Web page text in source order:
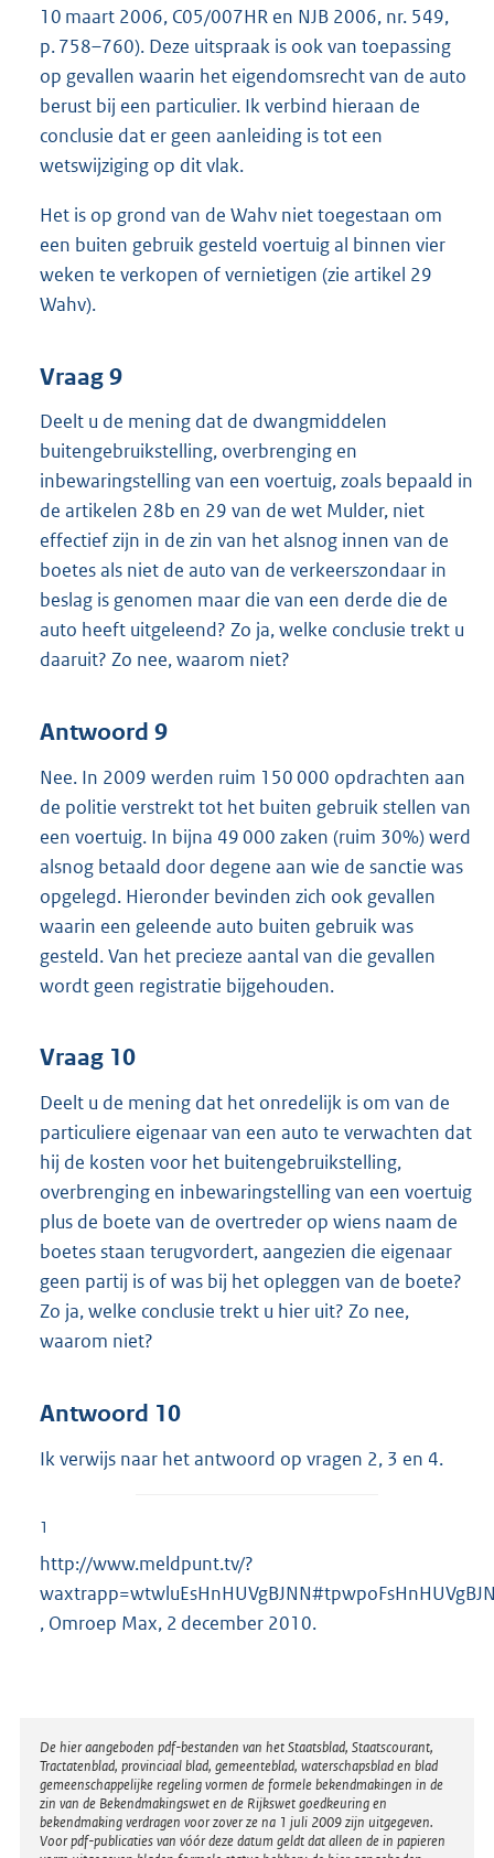
10 maart 2006, C05/007HR en NJB 2006, nr. 549,
p. 758–760). Deze uitspraak is ook van toepassing
op gevallen waarin het eigendomsrecht van de auto
berust bij een particulier. Ik verbind hieraan de
conclusie dat er geen aanleiding is tot een
wetswijziging op dit vlak.
Het is op grond van de Wahv niet toegestaan om
een buiten gebruik gesteld voertuig al binnen vier
weken te verkopen of vernietigen (zie artikel 29
Wahv).
Vraag 9
Deelt u de mening dat de dwangmiddelen
buitengebruikstelling, overbrenging en
inbewaringstelling van een voertuig, zoals bepaald in
de artikelen 28b en 29 van de wet Mulder, niet
effectief zijn in de zin van het alsnog innen van de
boetes als niet de auto van de verkeerszondaar in
beslag is genomen maar die van een derde die de
auto heeft uitgeleend? Zo ja, welke conclusie trekt u
daaruit? Zo nee, waarom niet?
Antwoord 9
Nee. In 2009 werden ruim 150 000 opdrachten aan
de politie verstrekt tot het buiten gebruik stellen van
een voertuig. In bijna 49 000 zaken (ruim 30%) werd
alsnog betaald door degene aan wie de sanctie was
opgelegd. Hieronder bevinden zich ook gevallen
waarin een geleende auto buiten gebruik was
gesteld. Van het precieze aantal van die gevallen
wordt geen registratie bijgehouden.
Vraag 10
Deelt u de mening dat het onredelijk is om van de
particuliere eigenaar van een auto te verwachten dat
hij de kosten voor het buitengebruikstelling,
overbrenging en inbewaringstelling van een voertuig
plus de boete van de overtreder op wiens naam de
boetes staan terugvordert, aangezien die eigenaar
geen partij is of was bij het opleggen van de boete?
Zo ja, welke conclusie trekt u hier uit? Zo nee,
waarom niet?
Antwoord 10
Ik verwijs naar het antwoord op vragen 2, 3 en 4.
1
http://www.meldpunt.tv/?
, Omroep Max, 2 december 2010.
Disclaimer
De hier aangeboden pdf-bestanden van het Staatsblad, Staatscourant,
Tractatenblad, provinciaal blad, gemeenteblad, waterschapsblad en blad
gemeenschappelijke regeling vormen de formele bekendmakingen in de
zin van de Bekendmakingswet en de Rijkswet goedkeuring en
bekendmaking verdragen voor zover ze na 1 juli 2009 zijn uitgegeven.
Voor pdf-publicaties van vóór deze datum geldt dat alleen de in papieren